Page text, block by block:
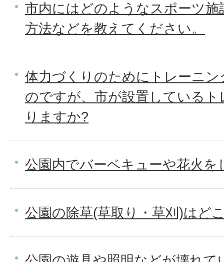
市内にはどのようなスポーツ
方法などを教えてください。
体力づくりのためにトレーニ
のですが、市が設置している
りますか?
公園内でバーベキューや花火
公園の除草(草取り・草刈)はど